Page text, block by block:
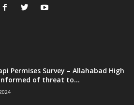
Permises Survey – Allahabad High
of threat to...